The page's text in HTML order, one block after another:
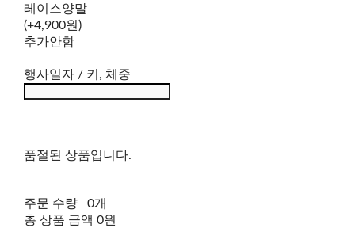
레이스양말
(+4,900원)
추가안함
행사일자 / 키, 체중
품절된 상품입니다.
주문 수량
0개
총 상품 금액 0원